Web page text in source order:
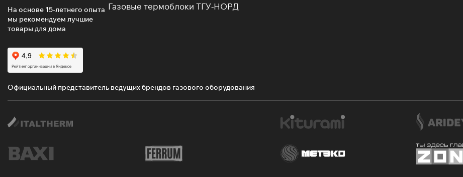
На основе 15-летнего опыта
мы рекомендуем лучшие
товары для дома
Газовые термоблоки ТГУ-НОРД
Официальный представитель ведущих брендов газового оборудования